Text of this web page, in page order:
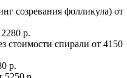
созревания фолликула) от
2280 р.
стоимости спирали от 4150
р.